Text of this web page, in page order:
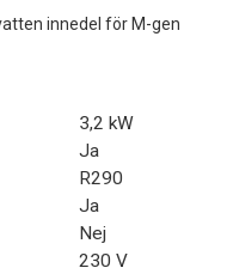
innedel för M-gen
3,2 kW
Ja
R290
Ja
Nej
230 V